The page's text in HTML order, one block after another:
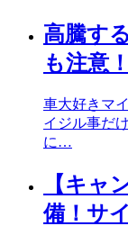
高騰す
も注意
車大好きマ
イジル事だ
に…
【キャ
備！サ